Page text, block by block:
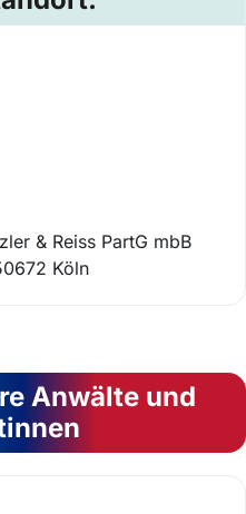
& Reiss PartG mbB
Köln
Anwälte und